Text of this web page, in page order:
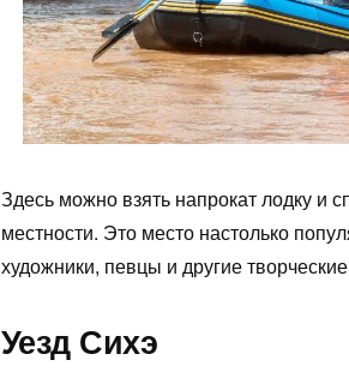
Здесь можно взять напрокат лодку и
местности. Это место настолько
художники, певцы и другие
Уезд Сихэ